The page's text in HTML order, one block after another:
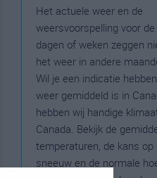
Het actuele weer en de
weersvoorspelling voor
dagen of weken zeggen
het weer in andere
Wil je een indicatie
weer gemiddeld is in
hebben wij handige
Canada. Bekijk de
temperaturen, de kans op
sneeuw en de normale